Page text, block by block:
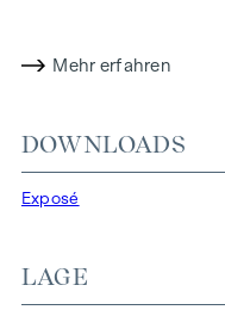
In der Traisengasse
Funktionalität in jeder
Grundrissen, die von
stilvolle Markenfliesen
Mehr erfahren
DOWNLOADS
Exposé
LAGE